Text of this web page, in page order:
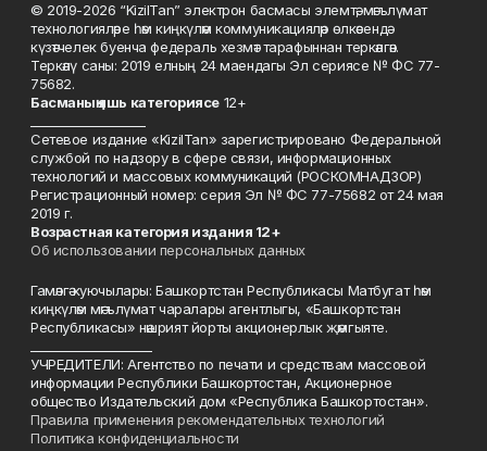
© 2019-2026 “KizilTan” электрон басмасы элемтә, мәгълүмат
технологияләре һәм киңкүләм коммуникацияләр өлкәсендә
күзәтчелек буенча федераль хезмәт тарафыннан теркәлгән.
Теркәлү саны: 2019 елның 24 маендагы Эл сериясе № ФС 77-
75682.
Басманың яшь категориясе12+
Сетевое издание «KizilTan» зарегистрировано Федеральной
службой по надзору в сфере связи, информационных
технологий и массовых коммуникаций (РОСКОМНАДЗОР)
Регистрационный номер: серия Эл № ФС 77-75682 от 24 мая
2019 г.
Возрастная категория издания 12+
Об использовании персональных данных
Гамәлгә куючылары: Башкортстан Республикасы Матбугат һәм
киңкүләм мәгълүмат чаралары агентлыгы, «Башкортстан
Республикасы» нәшрият йорты акционерлык җәмгыяте.
УЧРЕДИТЕЛИ: Агентство по печати и средствам массовой
информации Республики Башкортостан, Акционерное
общество Издательский дом «Республика Башкортостан».
Правила применения рекомендательных технологий
Политика конфиденциальности